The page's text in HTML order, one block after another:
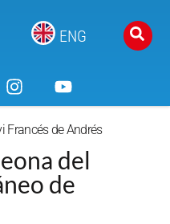
ENG
Francés de Andrés
del
de